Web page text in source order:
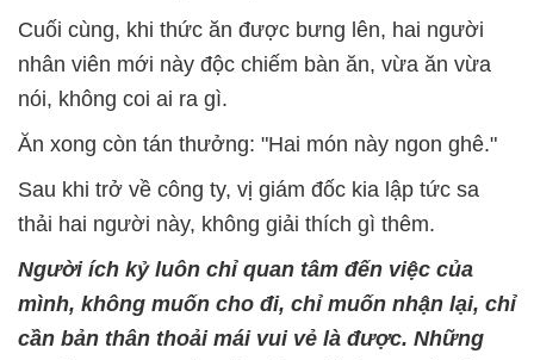
Cuối cùng, khi thức ăn được bưng lên, hai người
nhân viên mới này độc chiếm bàn ăn, vừa ăn vừa
nói, không coi ai ra gì.
Ăn xong còn tán thưởng: "Hai món này ngon ghê."
Sau khi trở về công ty, vị giám đốc kia lập tức sa
thải hai người này, không giải thích gì thêm.
Người ích kỷ luôn chỉ quan tâm đến việc của
mình, không muốn cho đi, chỉ muốn nhận lại, chỉ
cần bản thân thoải mái vui vẻ là được. Những